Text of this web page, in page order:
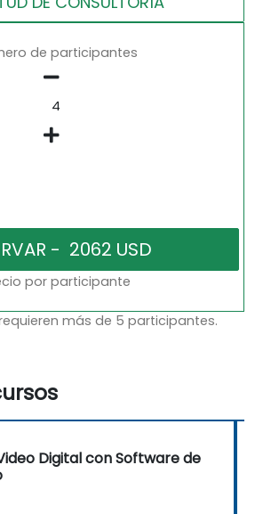
de participantes
por participante
más de 5 participantes.
Digital con Software de